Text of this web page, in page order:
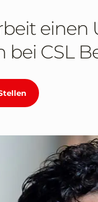
einen
bei CSL